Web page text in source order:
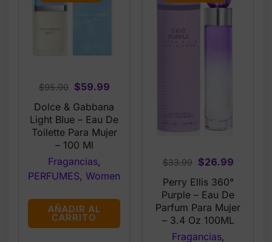
$95.00
Original
price
was:
$95.00.
$59.99Current
is:
$59.99.
Dolce & Gabbana
Light Blue – Eau De
Toilette Para Mujer
– 100 Ml
Fragancias,
PERFUMES, Women
AÑADIR AL
CARRITO
$33.99
Original
price
was:
$33.99.
$26.99Current
is:
$26.99.
Perry Ellis 360°
Purple – Eau De
Parfum Para Mujer
– 3.4 Oz 100ML
Fragancias,